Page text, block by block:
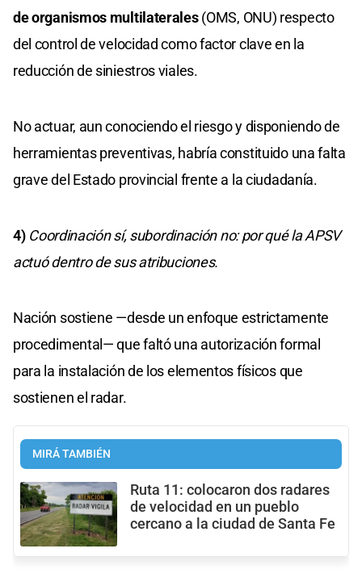
de organismos multilaterales(OMS, ONU) respecto
del control de velocidad como factor clave en la
reducción de siniestros viales.
No actuar, aun conociendo el riesgo y disponiendo de
herramientas preventivas, habría constituido una falta
grave del Estado provincial frente a la ciudadanía.
4) Coordinación sí, subordinación no: por qué la APSV
actuó dentro de sus atribuciones.
Nación sostiene —desde un enfoque estrictamente
procedimental— que faltó una autorización formal
para la instalación de los elementos físicos que
sostienen el radar.
MIRÁ TAMBIÉN
Ruta 11: colocaron dos radares
de velocidad en un pueblo
cercano a la ciudad de Santa Fe